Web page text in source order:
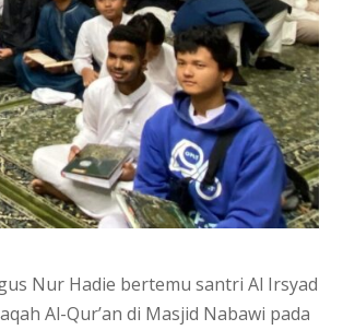
Nur Hadie bertemu santri Al Irsyad
Al-Qur’an di Masjid Nabawi pada